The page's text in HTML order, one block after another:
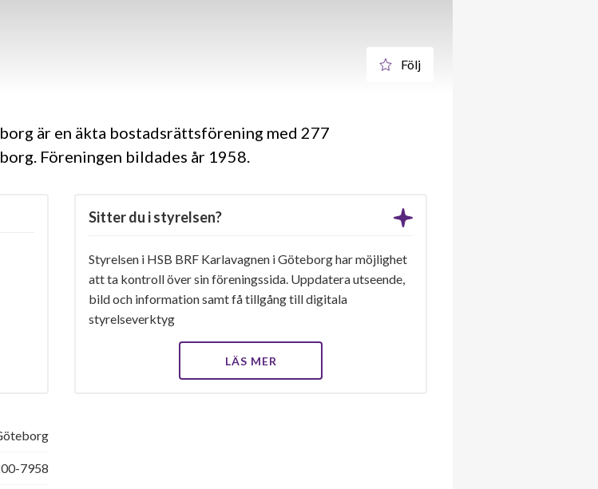
Följ
är en äkta bostadsrättsförening med 277
Föreningen bildades år 1958
Sitter du i styrelsen?
Styrelsen i HSB BRF Karlavagnen i Göteborg har möjlighet
att ta kontroll över sin föreningssida. Uppdatera utseende,
bild och information samt få tillgång till digitala
styrelseverktyg
LÄS MER
7958